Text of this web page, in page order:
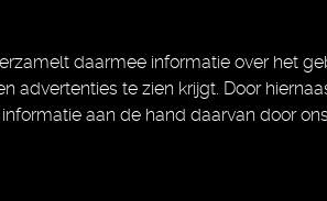
daarmee informatie over het
advertenties te zien krijgt. Door
aan de hand daarvan door